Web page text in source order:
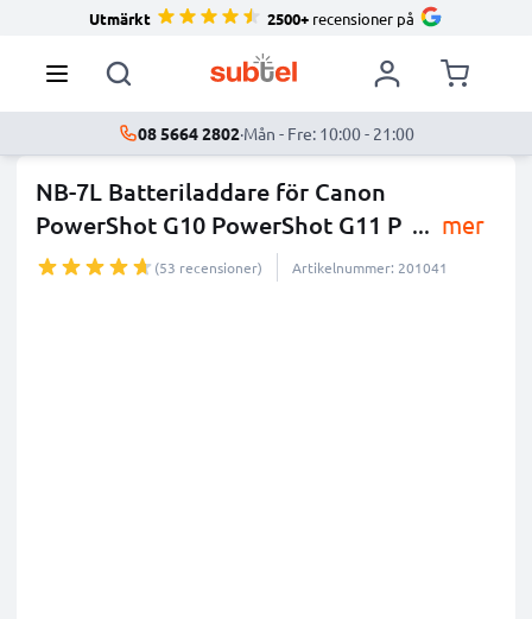
Utmärkt 2500+ recensioner på
08 5664 2802·Mån - Fre: 10:00 - 21:00
NB-7L Batteriladdare för Canon
PowerShot G10 PowerShot G11 P ... mer
(53 recensioner) Artikelnummer: 201041